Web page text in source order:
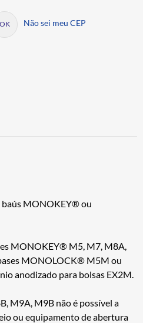
Não sei meu CEP
baús MONOKEY® ou
MONOKEY® M5, M7, M8A,
MONOLOCK® M5M ou
anodizado para bolsas EX2M.
M9A, M9B não é possível a
ou equipamento de abertura